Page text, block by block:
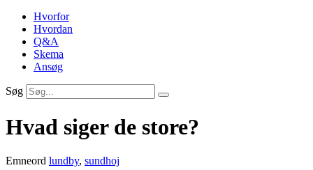
Hvorfor
Hvordan
Q&A
Skema
Ansøg
Søg
Hvad siger de store?
Emneord lundby, sundhoj